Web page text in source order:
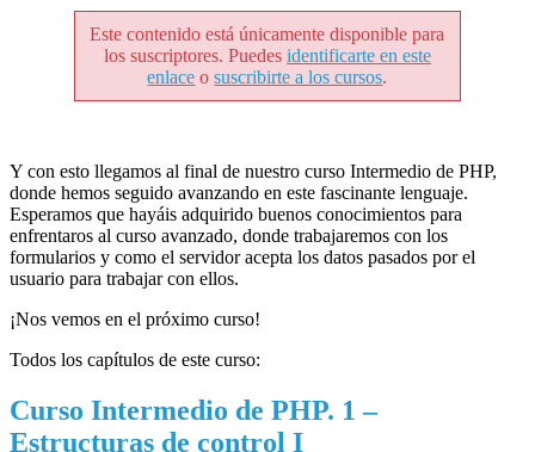
Este contenido está únicamente disponible para
los suscriptores. Puedes identificarte en este
enlace osuscribirte a los cursos.
Y con esto llegamos al final de nuestro curso Intermedio de PHP,
donde hemos seguido avanzando en este fascinante lenguaje.
Esperamos que hayáis adquirido buenos conocimientos para
enfrentaros al curso avanzado, donde trabajaremos con los
formularios y como el servidor acepta los datos pasados por el
usuario para trabajar con ellos.
¡Nos vemos en el próximo curso!
Todos los capítulos de este curso:
Curso Intermedio de PHP. 1 –
Estructuras de control I